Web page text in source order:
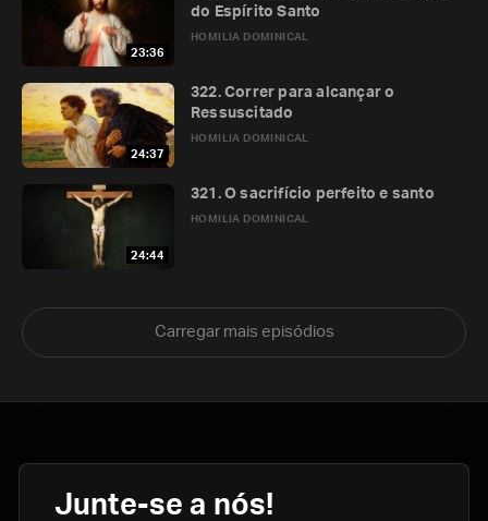
23:36
HOMILIA DOMINICAL
do Espírito Santo
24:37
HOMILIA DOMINICAL
322. Correr para alcançar o
Ressuscitado
24:44
HOMILIA DOMINICAL
321. O sacrifício perfeito e santo
Carregar mais episódios
Junte-se a nós!